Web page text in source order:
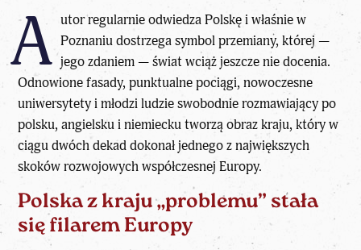
A utor regularnie odwiedza Polskę i właśnie w
Poznaniu dostrzega symbol przemiany, której —
jego zdaniem — świat wciąż jeszcze nie docenia.
Odnowione fasady, punktualne pociągi, nowoczesne
uniwersytety i młodzi ludzie swobodnie rozmawiający po
polsku, angielsku i niemiecku tworzą obraz kraju, który w
ciągu dwóch dekad dokonał jednego z największych
skoków rozwojowych współczesnej Europy.
Polska z kraju „problemu” stała
się filarem Europy